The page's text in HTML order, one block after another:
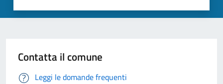
Contatta il comune
Leggi le domande frequenti